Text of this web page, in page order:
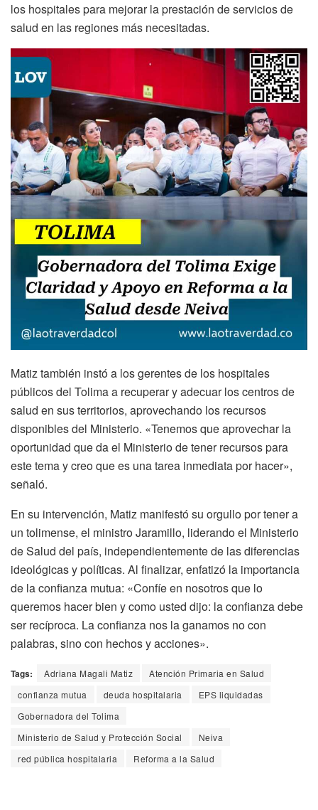
los hospitales para mejorar la prestación de servicios de
salud en las regiones más necesitadas.
Matiz también instó a los gerentes de los hospitales
públicos del Tolima a recuperar y adecuar los centros de
salud en sus territorios, aprovechando los recursos
disponibles del Ministerio. «Tenemos que aprovechar la
oportunidad que da el Ministerio de tener recursos para
este tema y creo que es una tarea inmediata por hacer»,
señaló.
En su intervención, Matiz manifestó su orgullo por tener a
un tolimense, el ministro Jaramillo, liderando el Ministerio
de Salud del país, independientemente de las diferencias
ideológicas y políticas. Al finalizar, enfatizó la importancia
de la confianza mutua: «Confíe en nosotros que lo
queremos hacer bien y como usted dijo: la confianza debe
ser recíproca. La confianza nos la ganamos no con
palabras, sino con hechos y acciones».
Tags: Adriana Magali Matiz
Atención Primaria en Salud
confianza mutua
deuda hospitalaria
EPS liquidadas
Gobernadora del Tolima
Ministerio de Salud y Protección Social
Neiva
red pública hospitalaria
Reforma a la Salud